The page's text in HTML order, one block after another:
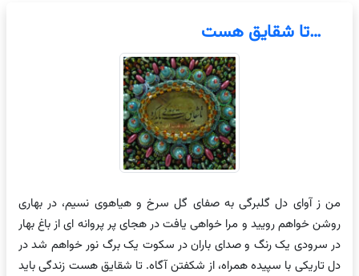
…تا شقایق هست
من ز آوای دل گلبرگی به صفای گل سرخ و هیاهوی نسیم، در بهاری
روشن خواهم رویید و مرا خواهی یافت در هجای پر پروانه ای از باغ بهار
در سرودی یک رنگ و صدای باران در سکوت یک برگ نور خواهم شد در
دل تاریکی با سپیده همراه، از شکفتن آگاه. تا شقایق هست زندگی باید